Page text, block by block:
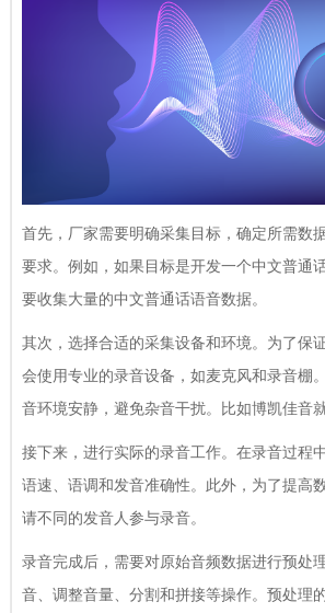
首先，厂家需要明确采集目标，确定所需数
要求。例如，如果目标是开发一个中文普通
要收集大量的中文普通话语音数据。
其次，选择合适的采集设备和环境。为了保
会使用专业的录音设备，如麦克风和录音棚
音环境安静，避免杂音干扰。比如博凯佳音
接下来，进行实际的录音工作。在录音过程
语速、语调和发音准确性。此外，为了提高
请不同的发音人参与录音。
录音完成后，需要对原始音频数据进行预处
音、调整音量、分割和拼接等操作。预处理